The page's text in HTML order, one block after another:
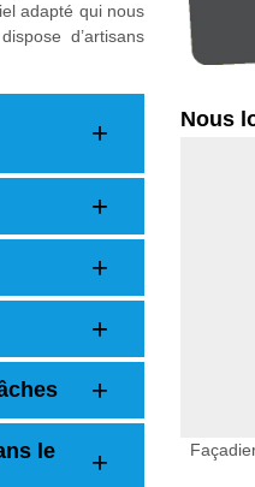
adapté qui nous
d’artisans
le
Nous